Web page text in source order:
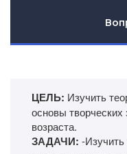
ЦЕЛЬ: Изучить
основы
возраста.
ЗАДАЧИ: -Изучить